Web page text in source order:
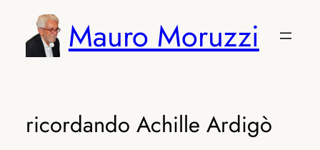
contenuto
Mauro Moruzzi
ricordando Achille Ardigò